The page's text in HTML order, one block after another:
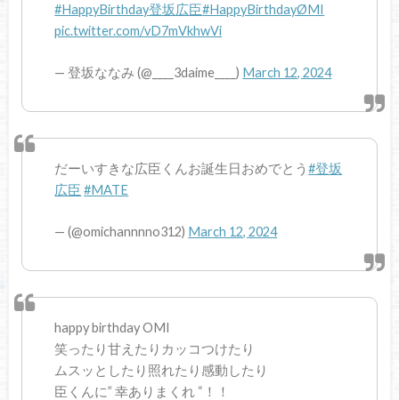
#HappyBirthday登坂広臣#HappyBirthdayØMI
pic.twitter.com/vD7mVkhwVi
— 登坂ななみ (@____3daime____) March 12, 2024
だーいすきな広臣くんお誕生日おめでとう#登坂
広臣 #MATE
— (@omichannnno312) March 12, 2024
happy birthday OMI
笑ったり甘えたりカッコつけたり
ムスッとしたり照れたり感動したり
臣くんに” 幸ありまくれ “！！